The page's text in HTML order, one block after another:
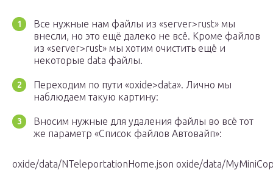
Все нужные нам файлы из «server>rust» мы
внесли, но это ещё далеко не всё. Кроме файлов
из «server>rust» мы хотим очистить ещё и
некоторые data файлы.
Переходим по пути «oxide>data». Лично мы
наблюдаем такую картину:
Вносим нужные для удаления файлы во всё тот
же параметр «Список файлов Автовайп»:
oxide/data/NTeleportationHome.json oxide/data/